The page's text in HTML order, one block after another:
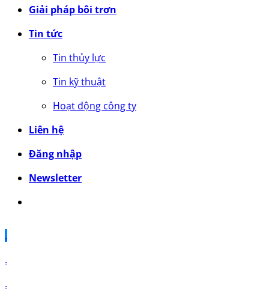
Giải pháp bôi trơn
Tin tức
Tin thủy lực
Tin kỹ thuật
Hoạt động công ty
Liên hệ
Đăng nhập
Newsletter
.
.
.